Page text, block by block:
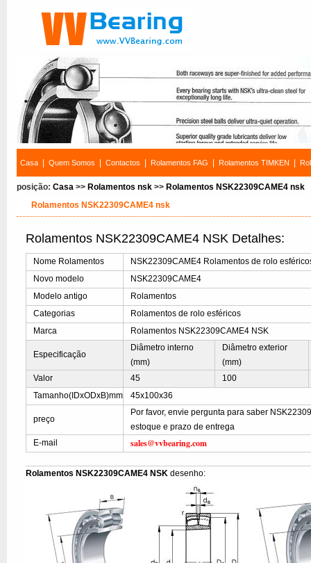
Casa Quem Somos Contactos Rolamentos FAG Rolamentos TIMKEN
posição: Casa >> Rolamentos nsk >> Rolamentos NSK22309CAME4 nsk
Rolamentos NSK22309CAME4 nsk
Rolamentos NSK22309CAME4 NSK Detalhes:
Nome Rolamentos
NSK22309CAME4 Rolamentos de rolo
Novo modelo
NSK22309CAME4
Modelo antigo
Rolamentos
Categorias
Rolamentos de rolo esféricos
Marca
Rolamentos NSK22309CAME4 NSK
Especificação
Diâmetro interno
(mm)
Diâmetro exterior
(mm)
Valor
45
100
Tamanho(IDxODxB)mm
45x100x36
preço
Por favor, envie pergunta para saber
estoque e prazo de entrega
E-mail
sales@vvbearing.com
Rolamentos NSK22309CAME4 NSK desenho: